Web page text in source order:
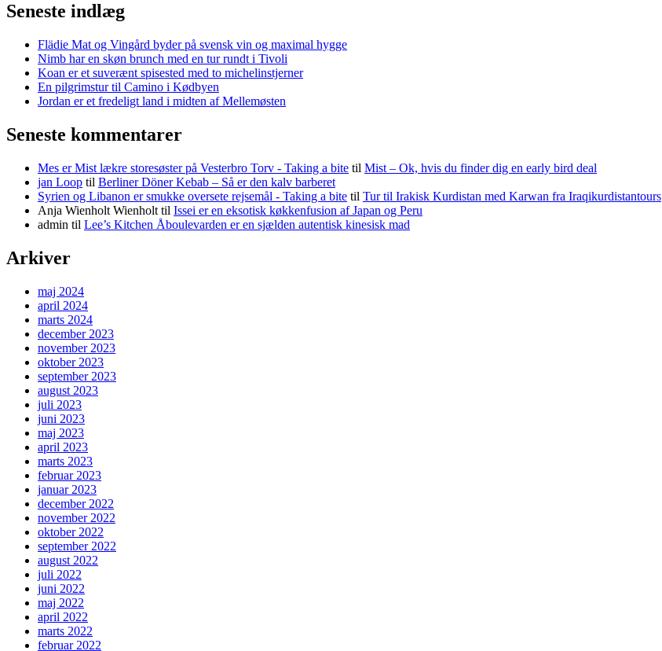
Seneste indlæg
Flädie Mat og Vingård byder på svensk vin og maximal hygge
Nimb har en skøn brunch med en tur rundt i Tivoli
Koan er et suverænt spisested med to michelinstjerner
En pilgrimstur til Camino i Kødbyen
Jordan er et fredeligt land i midten af Mellemøsten
Seneste kommentarer
Mes er Mist lækre storesøster på Vesterbro Torv - Taking a bite til Mist – Ok, hvis du finder dig en early bird deal
jan Loop til Berliner Döner Kebab – Så er den kalv barberet
Syrien og Libanon er smukke oversete rejsemål - Taking a bite til Tur til Irakisk Kurdistan med Karwan fra Iraqikurdistantours
Anja Wienholt Wienholt til Issei er en eksotisk køkkenfusion af Japan og Peru
admin til Lee’s Kitchen Åboulevarden er en sjælden autentisk kinesisk mad
Arkiver
maj 2024
april 2024
marts 2024
december 2023
november 2023
oktober 2023
september 2023
august 2023
juli 2023
juni 2023
maj 2023
april 2023
marts 2023
februar 2023
januar 2023
december 2022
november 2022
oktober 2022
september 2022
august 2022
juli 2022
juni 2022
maj 2022
april 2022
marts 2022
februar 2022